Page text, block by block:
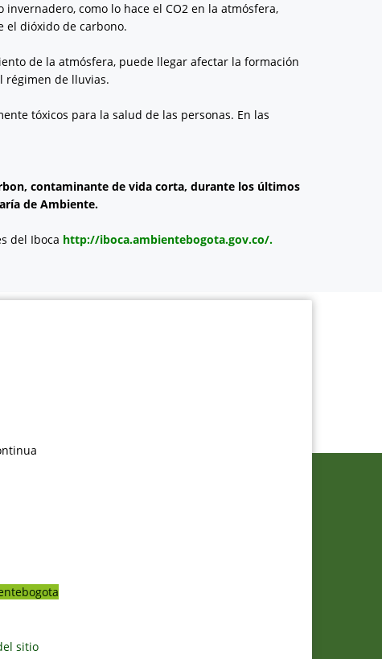
como lo hace el CO2 en la atmósfera,
el dióxido de carbono.
de la atmósfera, puede llegar afectar la formación
régimen de lluvias.
tóxicos para la salud de las personas. En las
contaminante de vida corta, durante los últimos
de Ambiente.
del Iboca http://iboca.ambientebogota.gov.co/.
sitio